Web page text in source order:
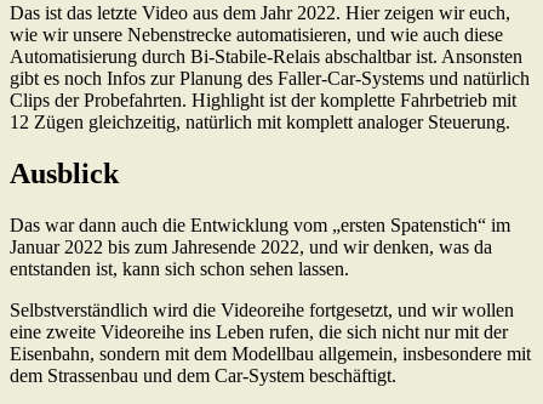
Das ist das letzte Video aus dem Jahr 2022. Hier zeigen wir euch,
wie wir unsere Nebenstrecke automatisieren, und wie auch diese
Automatisierung durch Bi-Stabile-Relais abschaltbar ist. Ansonsten
gibt es noch Infos zur Planung des Faller-Car-Systems und natürlich
Clips der Probefahrten. Highlight ist der komplette Fahrbetrieb mit
12 Zügen gleichzeitig, natürlich mit komplett analoger Steuerung.
Ausblick
Das war dann auch die Entwicklung vom „ersten Spatenstich“ im
Januar 2022 bis zum Jahresende 2022, und wir denken, was da
entstanden ist, kann sich schon sehen lassen.
Selbstverständlich wird die Videoreihe fortgesetzt, und wir wollen
eine zweite Videoreihe ins Leben rufen, die sich nicht nur mit der
Eisenbahn, sondern mit dem Modellbau allgemein, insbesondere mit
dem Strassenbau und dem Car-System beschäftigt.